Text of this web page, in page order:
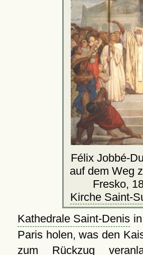
Félix Jobbé-
auf dem Weg
Fresko,
Kirche Saint-
Kathedrale Saint-Denisin
Paris holen, was den
zum Rückzug